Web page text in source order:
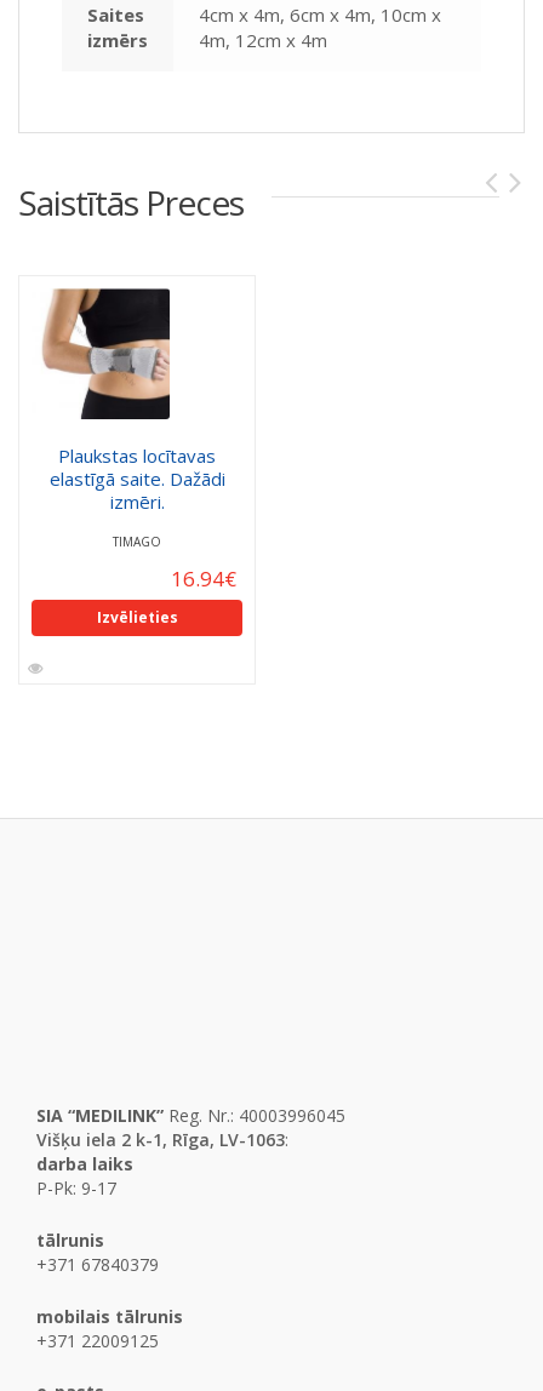
Saites
izmērs
4cm x 4m, 6cm x 4m, 10cm x
4m, 12cm x 4m
Saistītās Preces
Plaukstas locītavas
elastīgā saite. Dažādi
izmēri.
TIMAGO
16.94€
Izvēlieties
SIA “MEDILINK” Reg. Nr.: 40003996045
Višķu iela 2 k-1, Rīga, LV-1063:
darba laiks
P-Pk: 9-17
tālrunis
+371 67840379
mobilais tālrunis
+371 22009125